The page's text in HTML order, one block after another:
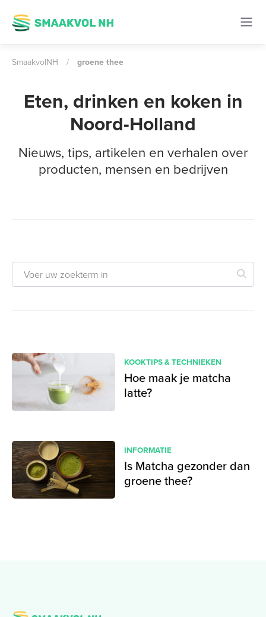
SmaakvolNH / groene thee
Eten, drinken en koken in
Noord-Holland
Nieuws, tips, artikelen en verhalen over
producten, mensen en bedrijven
KOOKTIPS & TECHNIEKEN
Hoe maak je matcha
latte?
INFORMATIE
Is Matcha gezonder dan
groene thee?